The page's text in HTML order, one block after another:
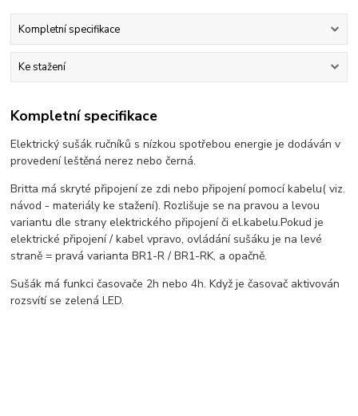
Kompletní specifikace
Ke stažení
Kompletní specifikace
Elektrický sušák ručníků s nízkou spotřebou energie je dodáván v
provedení leštěná nerez nebo černá.
Britta má skryté připojení ze zdi nebo připojení pomocí kabelu( viz.
návod - materiály ke stažení). Rozlišuje se na pravou a levou
variantu dle strany elektrického připojení či el.kabelu.Pokud je
elektrické připojení / kabel vpravo, ovládání sušáku je na levé
straně = pravá varianta BR1-R / BR1-RK, a opačně.
Sušák má funkci časovače 2h nebo 4h. Když je časovač aktivován
rozsvítí se zelená LED.